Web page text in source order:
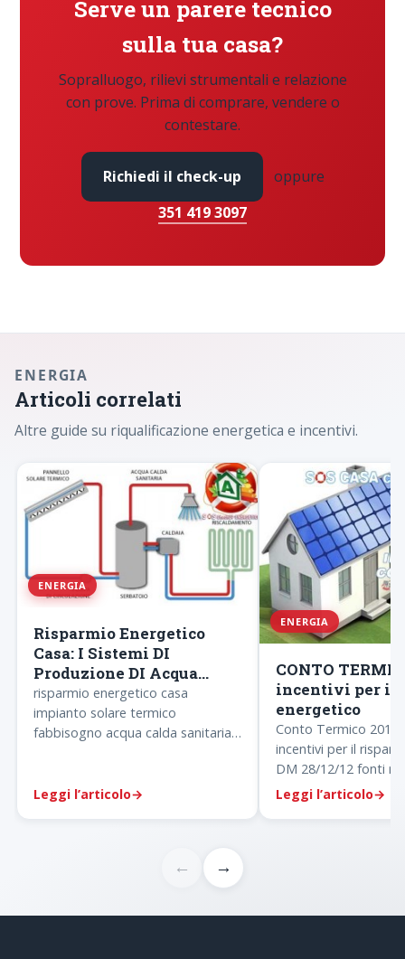
Serve un parere tecnico
sulla tua casa?
Sopralluogo, rilievi strumentali e relazione
con prove. Prima di comprare, vendere o
contestare.
Richiedi il check-up
oppure
351 419 3097
ENERGIA
Articoli correlati
Altre guide su riqualificazione energetica e incentivi.
ENERGIA
Risparmio Energetico
Casa: I Sistemi DI
Produzione DI Acqua
Calda Sanitaria
risparmio energetico casa
impianto solare termico
fabbisogno acqua calda sanitaria
Leggi l’articolo→
ENERGIA
CONTO
incentivi per il
energetico
Conto Termico 2013
incentivi per il
DM 28/12/12 fonti
incentivi conto
Leggi l’articolo→
← →